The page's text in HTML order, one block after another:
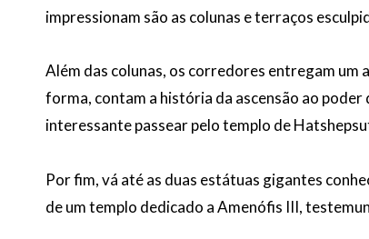
impressionam são as colunas e terraços
Além das colunas, os corredores entregam um
forma, contam a história da ascensão ao
interessante passear pelo templo de
Por fim, vá até as duas estátuas gigantes
de um templo dedicado a Amenófis III,